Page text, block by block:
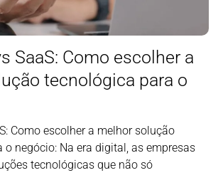
SaaS: Como escolher a
tecnológica para o
Como escolher a melhor solução
o negócio: Na era digital, as empresas
tecnológicas que não só